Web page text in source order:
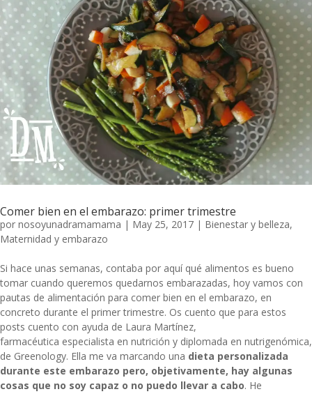
Comer bien en el embarazo: primer trimestre
por nosoyunadramamama | May 25, 2017 | Bienestar y belleza,
Maternidad y embarazo
Si hace unas semanas, contaba por aquí qué alimentos es bueno
tomar cuando queremos quedarnos embarazadas, hoy vamos con
pautas de alimentación para comer bien en el embarazo, en
concreto durante el primer trimestre. Os cuento que para estos
posts cuento con ayuda de Laura Martínez,
farmacéutica especialista en nutrición y diplomada en nutrigenómica,
de Greenology. Ella me va marcando una dieta personalizada
durante este embarazo pero, objetivamente, hay algunas
cosas que no soy capaz o no puedo llevar a cabo. He